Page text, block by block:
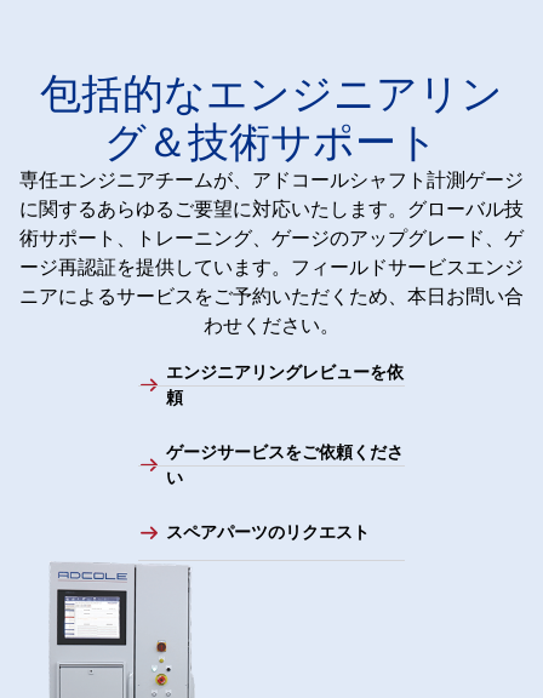
包括的なエンジニアリン
グ＆技術サポート
専任エンジニアチームが、アドコールシャフト計測ゲージ
に関するあらゆるご要望に対応いたします。グローバル技
術サポート、トレーニング、ゲージのアップグレード、ゲ
ージ再認証を提供しています。フィールドサービスエンジ
ニアによるサービスをご予約いただくため、本日お問い合
わせください。
エンジニアリングレビューを依
頼
ゲージサービスをご依頼くださ
い
スペアパーツのリクエスト